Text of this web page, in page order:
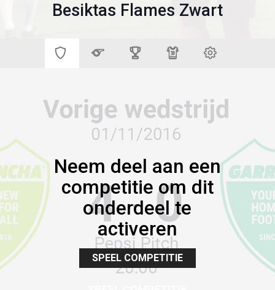
Besiktas Flames Zwart
Neem deel aan een
competitie om dit
onderdeel te
activeren
SPEEL COMPETITIE